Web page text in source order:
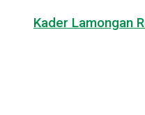
Kader Lamongan